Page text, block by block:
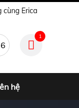
cùng Erica
1
hệ